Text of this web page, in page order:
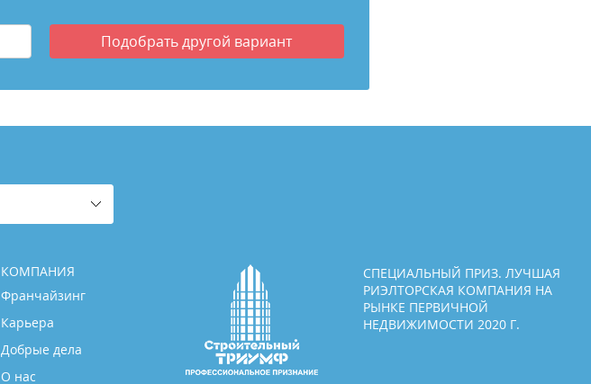
Подобратьдругой вариант
КОМПАНИЯ
Франчайзинг
Карьера
Добрые дела
О нас
СПЕЦИАЛЬНЫЙ ПРИЗ. ЛУЧШАЯ
РИЭЛТОРСКАЯ КОМПАНИЯ НА
РЫНКЕ ПЕРВИЧНОЙ
НЕДВИЖИМОСТИ 2020 Г.